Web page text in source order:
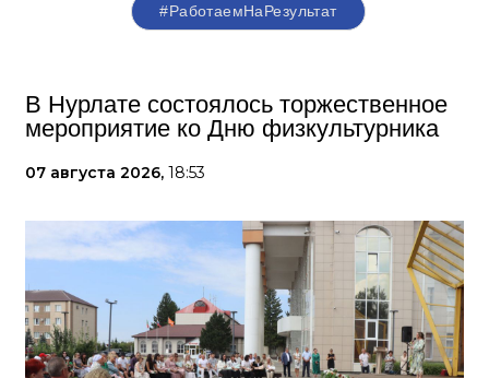
#РаботаемНаРезультат
В Нурлате состоялось торжественное
мероприятие ко Дню физкультурника
07 августа 2026, 18:53